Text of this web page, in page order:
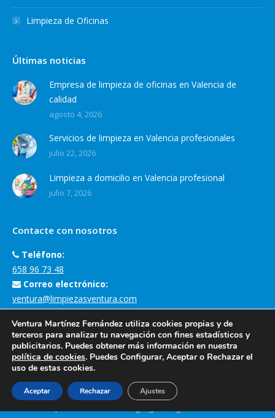
Limpieza de Oficinas
Últimas noticias
Empresa de limpieza de oficinas en Valencia de
calidad
agosto 4, 2026
Servicios de limpieza en Valencia profesionales
julio 22, 2026
Limpieza a domicilio en Valencia profesional
julio 7, 2026
Contacte con nosotros
Teléfono:
658 96 73 48
Correo electrónico:
ventura@limpiezasventura.com
Dirección de la empresa:
Carrer Margarita Salas, 3, 46930 Quart de Poblet, València
Encuéntranos en:
Ventura Martínez Fernández utiliza cookies propias y de
terceros para analizar tu navegación con fines estadísticos y
publicitarios. Puedes obtener más información en nuestra
política de cookies. Puedes Configurar, Aceptar o Rechazar el
uso de estas cookies.
Aceptar Rechazar Ajustes